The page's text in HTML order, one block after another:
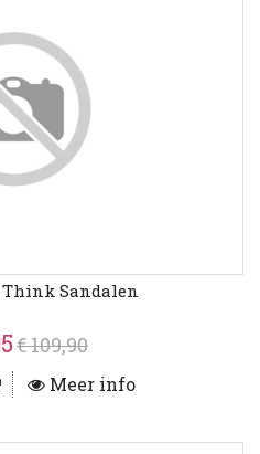
Sandalen
€ 109,90
Meer info